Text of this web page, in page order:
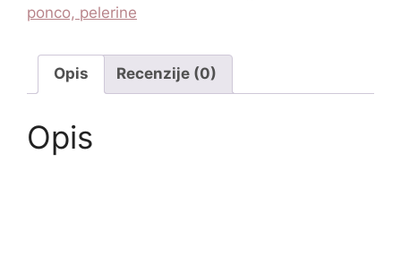
ponco, pelerine
Opis Recenzije (0)
Opis